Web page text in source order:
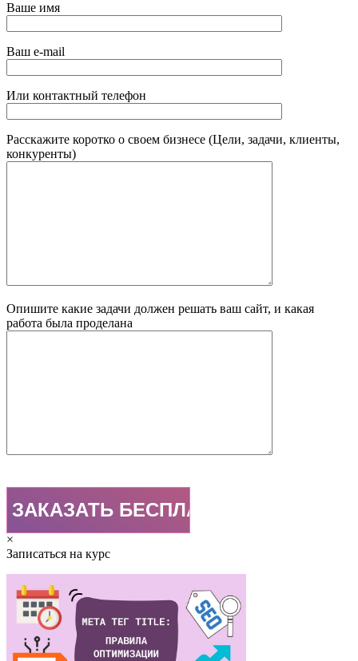
Ваше имя
Ваш e-mail
Или контактный телефон
Расскажите коротко о своем бизнесе (Цели, задачи, клиенты,
конкуренты)
Опишите какие задачи должен решать ваш сайт, и какая
работа была проделана
×
Записаться на курс